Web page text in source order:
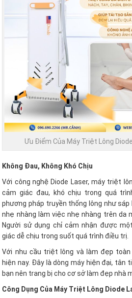
Ưu Điểm Của Máy Triệt Lông
Không Đau, Không Khó Chịu
Với công nghệ Diode Laser, máy triệt
cảm giác đau, khó chịu trong quá
phương pháp truyền thống lông như
nhẹ nhàng làm việc nhẹ nhàng trên da
Người sử dụng chỉ cảm nhận được
giác dễ chịu trong suốt quá trình điều trị.
Với nhu cầu triệt lông và làm đẹp
hiện nay. Đây là dòng máy hiện đại, tân
bạn nên trang bị cho cơ sở làm đẹp nhà
Công Dụng Của Máy Triệt Lông Diode